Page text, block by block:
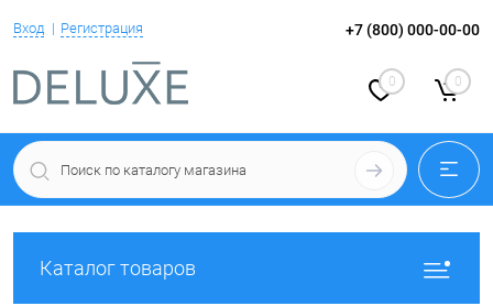
Вход Регистрация +7 (800) 000-00-00
0 0
Каталог товаров